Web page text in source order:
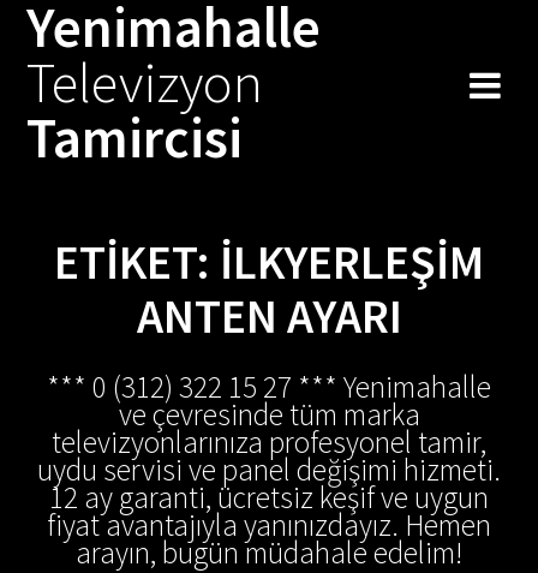
Skip
to
Yenimahalle
Televizyon
Tamircisi
ETIKET: İLKYERLEŞIM
ANTEN AYARI
*** 0 (312) 322 15 27 *** Yenimahalle
ve çevresinde tüm marka
televizyonlarınıza profesyonel tamir,
uydu servisi ve panel değişimi hizmeti.
12 ay garanti, ücretsiz keşif ve uygun
fiyat avantajıyla yanınızdayız. Hemen
arayın, bugün müdahale edelim!